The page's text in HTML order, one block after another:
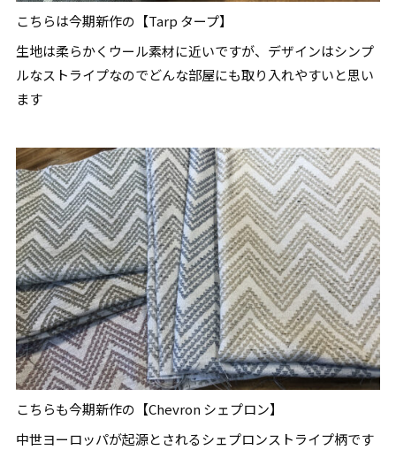
こちらは今期新作の【Tarp タープ】
生地は柔らかくウール素材に近いですが、デザインはシンプ
ルなストライプなのでどんな部屋にも取り入れやすいと思い
ます
こちらも今期新作の【Chevron シェプロン】
中世ヨーロッパが起源とされるシェプロンストライプ柄です